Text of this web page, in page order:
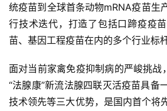
统疫苗到全球首条动物mRNA疫苗生
行技术迭代，打造了包括口蹄疫疫
苗、基因工程疫苗在内的多个行业标杆
面对当前家禽免疫抑制病的严峻挑战
“法腺康”新流法腺四联灭活疫苗具备
技术领先等三大优势，是国内首个将